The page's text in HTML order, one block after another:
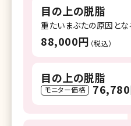
目の上の脱脂
重たいまぶたの原因と
88,000円 （税込）
目の上の脱脂
モニター価格